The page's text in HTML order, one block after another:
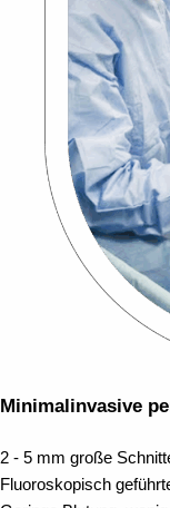
Minimalinvasive
2 - 5 mm große
Fluoroskopisch